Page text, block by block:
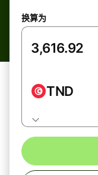
换算为
TND